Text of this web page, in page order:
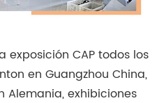
exposición CAP todos los
en Guangzhou China,
Alemania, exhibiciones